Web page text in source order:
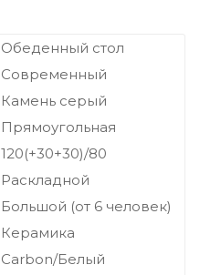
Обеденный стол
Современный
Камень серый
Прямоугольная
120(+30+30)/80
Раскладной
Большой (от 6 человек)
Керамика
Carbon/Белый